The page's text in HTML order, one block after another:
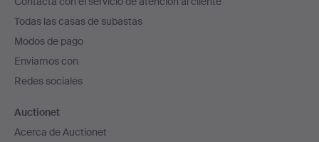
el
pie
de
página
Todas las casas de subastas
Modos de pago
Enviamos con
Redes sociales
Auctionet
Acerca de Auctionet